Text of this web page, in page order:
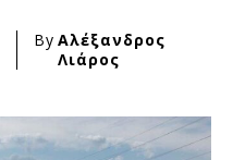
By Αλέξανδρος
Λιάρος